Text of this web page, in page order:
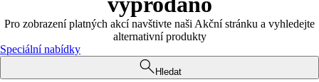
Pro zobrazení platných akcí navštivte naši Akční stránku a vyhledejte
alternativní produkty
Speciální nabídky
Hledat